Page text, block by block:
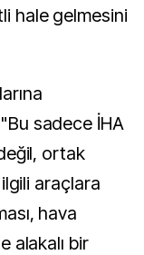
hale gelmesini
sadece İHA
ortak
ilgili araçlara
hava
alakalı bir